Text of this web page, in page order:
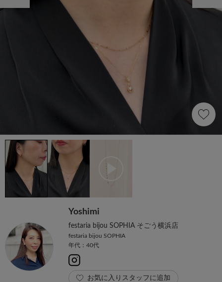
Yoshimi
festaria bijou SOPHIA そごう横浜店
festaria bijou SOPHIA
年代：40代
お気に入りスタッフに追加